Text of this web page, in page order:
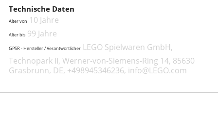
Technische Daten
Alter von 10 Jahre
Alter bis 99 Jahre
GPSR - Hersteller / Verantwortlicher LEGO Spielwaren GmbH,
Technopark II, Werner-von-Siemens-Ring 14, 85630
Grasbrunn, DE, +498945346236, info@LEGO.com